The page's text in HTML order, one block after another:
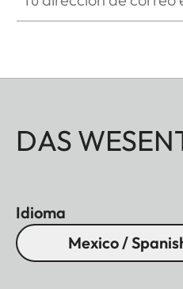
DAS
Idioma
Mexico /